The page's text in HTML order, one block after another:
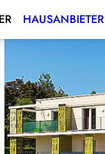
HAUSANBIETER